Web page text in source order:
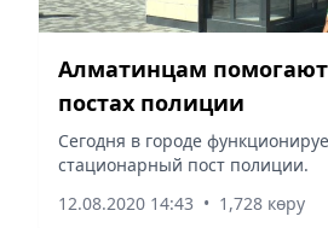
Алматинцам
постах полиции
Сегодня в городе
стационарный пост полиции.
12.08.2020 14:43 • 1,728 көру